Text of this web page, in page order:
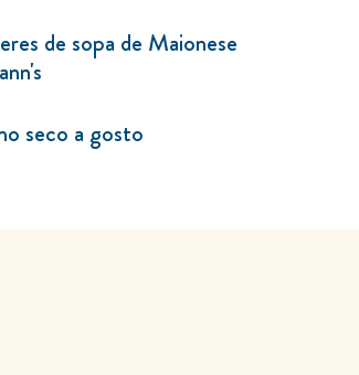
de sopa de Maionese
seco a gosto